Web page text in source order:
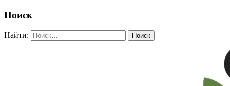
Поиск
Найти: